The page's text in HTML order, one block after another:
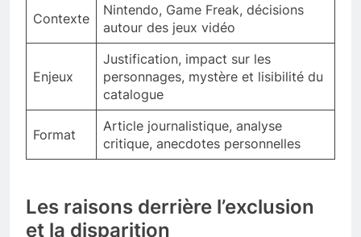
Contexte
Nintendo, Game Freak, décisions
autour des jeux vidéo
Enjeux
Justification, impact sur les
personnages, mystère et lisibilité du
catalogue
Format
Article journalistique, analyse
critique, anecdotes personnelles
Les raisons derrière l’exclusion
et la disparition